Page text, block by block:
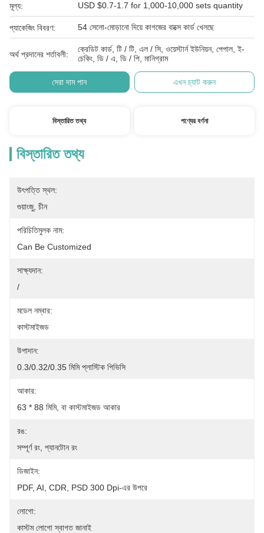
মূল্য: USD $0.7-1.7 for 1,000-10,000 sets quantity
প্যাকেজিং বিবরণ: 54 সেলো-মোড়ানো দিয়ে কাগজের বাক্সে কার্ড খেলছে
অর্থ প্রদানের শর্তাবলী:
ক্রেডিট কার্ড, টি / টি, এল / সি, ওয়েস্টার্ন ইউনিয়ন, পেপাল, ই-
চেকিং, ডি / এ, ডি / পি, মানিগ্রাম
সেরা দাম পান এখন চ্যাট করুন
বিস্তারিত তথ্য পণ্যের বর্ণনা
বিস্তারিত তথ্য
উৎপত্তি স্থল:
গুয়াংজু, চীন
পরিচিতিমুলক নাম:
Can Be Customized
সাক্ষ্যদান:
/
মডেল নম্বার:
কাস্টমাইজড
উপাদান:
0.3/0.32/0.35 মিমি প্লাস্টিক পিভিসি
আকার:
63 * 88 মিমি, বা কাস্টমাইজড আকার
রঙ:
সম্পূর্ণ রং, প্যানটোন রং
ডিজাইন:
PDF, AI, CDR, PSD 300 Dpi-এর উপরে
লোগো:
কাস্টম লোগো স্বাগত জানাই